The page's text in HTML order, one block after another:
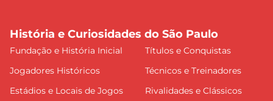
História e Curiosidades do São Paulo
Fundação e História Inicial
Títulos e Conquistas
Jogadores Históricos
Técnicos e Treinadores
Estádios e Locais de Jogos
Rivalidades e Clássicos